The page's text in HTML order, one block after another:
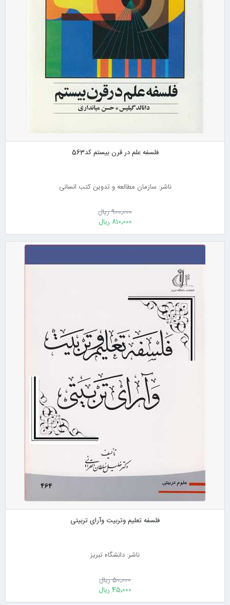
فلسفه علم در قرن بیستم کد563
ناشر: سازمان مطالعه و تدوین کتب انسانی
900٬000 ریال
810٬000 ریال
فلسفه تعلیم وتربیت وآرای تربیتی
ناشر: دانشگاه تبریز
50٬000 ریال
45٬000 ریال